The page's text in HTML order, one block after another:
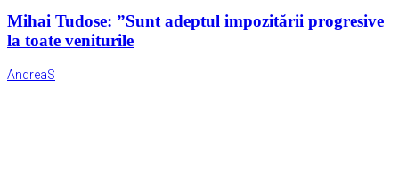
Mihai Tudose: ”Sunt adeptul impozitării progresive
la toate veniturile
AndreaS